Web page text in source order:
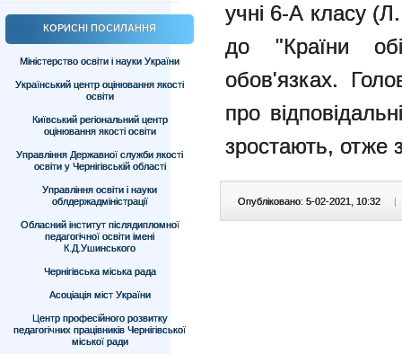
КОРИСНІ ПОСИЛАННЯ
Міністерство освіти і науки України
Український центр оцінювання якості
освіти
Київський регіональний центр
оцінювання якості освіти
Управління Державної служби якості
освіти у Чернігівській області
Управління освіти і науки
облдержадміністрації
Обласний інститут післядипломної
педагогічної освіти імені
К.Д.Ушинського
Чернігівська міська рада
Асоціація міст України
Центр професійного розвитку
педагогічних працівників Чернігівської
міської ради
учні 6-А класу
до "Країни
обов'язках.
про
зростають, отже
Опубліковано: 5-02-2021, 10:32 |